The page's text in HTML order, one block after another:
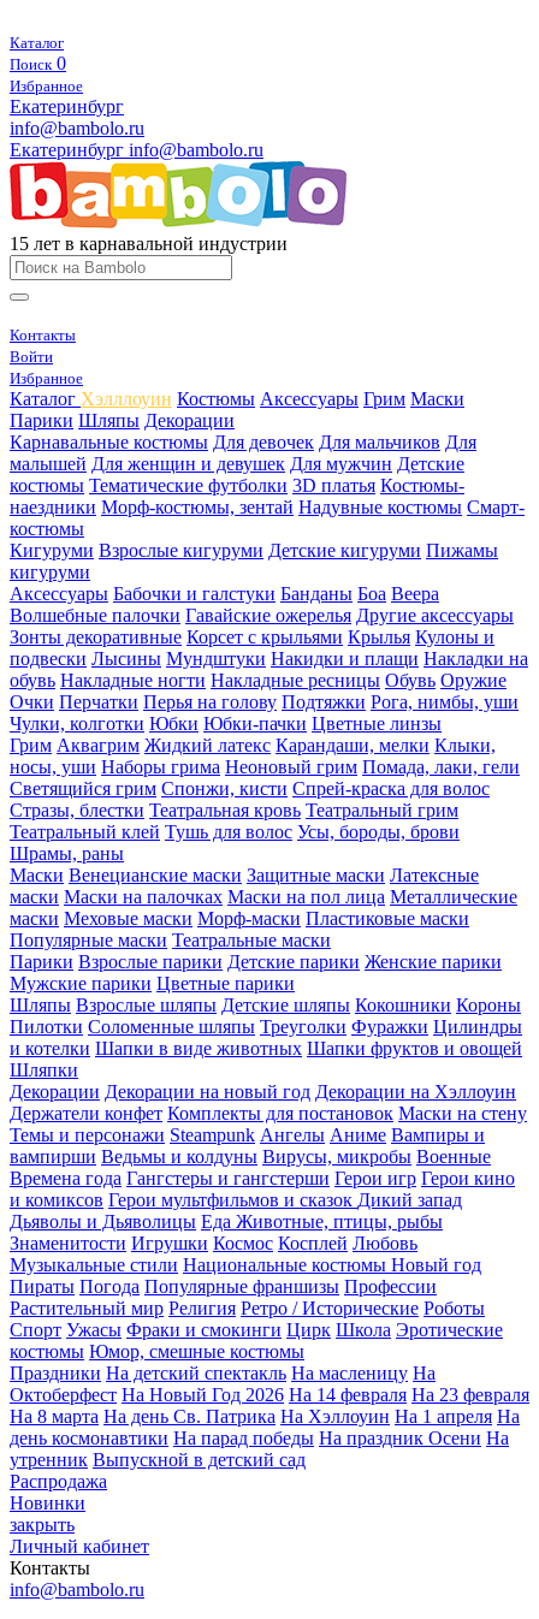
Каталог
Поиск 0
Избранное
Екатеринбург
info@bambolo.ru
Екатеринбург info@bambolo.ru
15 лет в карнавальной индустрии
Контакты
Войти
Избранное
Каталог Хэлллоуин Костюмы Аксессуары Грим Маски
Парики Шляпы Декорации
Карнавальные костюмы Для девочек Для мальчиков Для
малышей Для женщин и девушек Для мужчин Детские
костюмы Тематические футболки 3D платья Костюмы-
наездники Морф-костюмы, зентай Надувные костюмы Смарт-
костюмы
Кигуруми Взрослые кигуруми Детские кигуруми Пижамы
кигуруми
Аксессуары Бабочки и галстуки Банданы Боа Веера
Волшебные палочки Гавайские ожерелья Другие аксессуары
Зонты декоративные Корсет с крыльями Крылья Кулоны и
подвески Лысины Мундштуки Накидки и плащи Накладки на
обувь Накладные ногти Накладные ресницы Обувь Оружие
Очки Перчатки Перья на голову Подтяжки Рога, нимбы, уши
Чулки, колготки Юбки Юбки-пачки Цветные линзы
Грим Аквагрим Жидкий латекс Карандаши, мелки Клыки,
носы, уши Наборы грима Неоновый грим Помада, лаки, гели
Светящийся грим Спонжи, кисти Спрей-краска для волос
Стразы, блестки Театральная кровь Театральный грим
Театральный клей Тушь для волос Усы, бороды, брови
Шрамы, раны
Маски Венецианские маски Защитные маски Латексные
маски Маски на палочках Маски на пол лица Металлические
маски Меховые маски Морф-маски Пластиковые маски
Популярные маски Театральные маски
Парики Взрослые парики Детские парики Женские парики
Мужские парики Цветные парики
Шляпы Взрослые шляпы Детские шляпы Кокошники Короны
Пилотки Соломенные шляпы Треуголки Фуражки Цилиндры
и котелки Шапки в виде животных Шапки фруктов и овощей
Шляпки
Декорации Декорации на новый год Декорации на Хэллоуин
Держатели конфет Комплекты для постановок Маски на стену
Темы и персонажи Steampunk Ангелы Аниме Вампиры и
вампирши Ведьмы и колдуны Вирусы, микробы Военные
Времена года Гангстеры и гангстерши Герои игр Герои кино
и комиксов Герои мультфильмов и сказок Дикий запад
Дьяволы и Дьяволицы Еда Животные, птицы, рыбы
Знаменитости Игрушки Космос Косплей Любовь
Музыкальные стили Национальные костюмы Новый год
Пираты Погода Популярные франшизы Профессии
Растительный мир Религия Ретро / Исторические Роботы
Спорт Ужасы Фраки и смокинги Цирк Школа Эротические
костюмы Юмор, смешные костюмы
Праздники На детский спектакль На масленицу На
Октоберфест На Новый Год 2026 На 14 февраля На 23 февраля
На 8 марта На день Св. Патрика На Хэллоуин На 1 апреля На
день космонавтики На парад победы На праздник Осени На
утренник Выпускной в детский сад
Распродажа
Новинки
закрыть
Личный кабинет
Контакты
info@bambolo.ru